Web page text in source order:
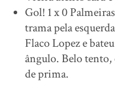
Gol! 1 x 0
trama pela
Flaco Lopez e
ângulo. Belo tento,
de prima.